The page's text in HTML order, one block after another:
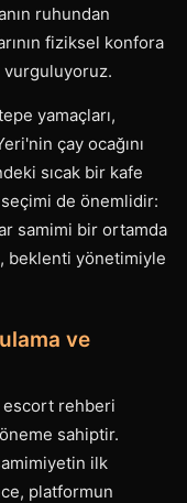
ruhundan
fiziksel konfora
yamaçları,
çay ocağını
sıcak bir kafe
de önemlidir:
samimi bir ortamda
beklenti yönetimiyle
ve
escort rehberi
sahiptir.
ilk
platformun